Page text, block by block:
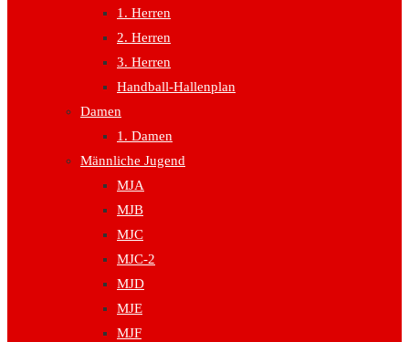
1. Herren
2. Herren
3. Herren
Handball-Hallenplan
Damen
1. Damen
Männliche Jugend
MJA
MJB
MJC
MJC-2
MJD
MJE
MJF